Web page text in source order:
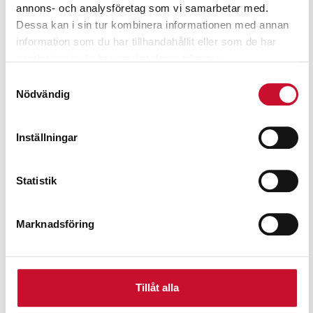
annons- och analysföretag som vi samarbetar med.
Dessa kan i sin tur kombinera informationen med annan
information som du har tillhandahållit eller som de har
Nödvändig
Inställningar
Statistik
Marknadsföring
Tillåt alla